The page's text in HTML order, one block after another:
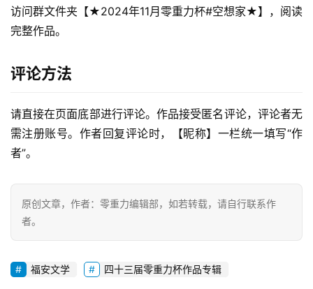
零
重
力
征
访问群文件夹【★2024年11月零重力杯#空想家★】，阅读
完整作品。
评论方法
请直接在页面底部进行评论。作品接受匿名评论，评论者无
需注册账号。作者回复评论时，【昵称】一栏统一填写“作
者”。
原创文章，作者：零重力编辑部，如若转载，请自行联系作
者。
福安文学 四十三届零重力杯作品专辑